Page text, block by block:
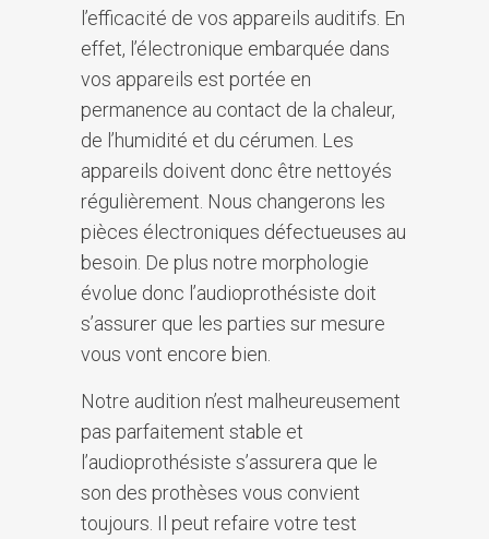
l’efficacité de vos appareils auditifs. En
effet, l’électronique embarquée dans
vos appareils est portée en
permanence au contact de la chaleur,
de l’humidité et du cérumen. Les
appareils doivent donc être nettoyés
régulièrement. Nous changerons les
pièces électroniques défectueuses au
besoin. De plus notre morphologie
évolue donc l’audioprothésiste doit
s’assurer que les parties sur mesure
vous vont encore bien.
Notre audition n’est malheureusement
pas parfaitement stable et
l’audioprothésiste s’assurera que le
son des prothèses vous convient
toujours. Il peut refaire votre test